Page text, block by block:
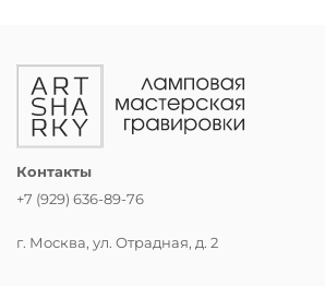
Контакты
+7 (929) 636-89-76
г. Москва, ул. Отрадная, д. 2